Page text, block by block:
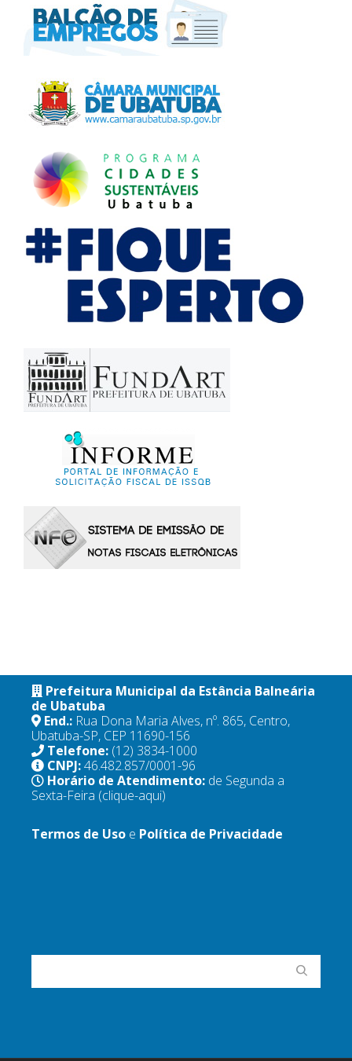
Prefeitura Municipal da Estância Balneária
de Ubatuba
End.: Rua Dona Maria Alves, nº. 865, Centro,
Ubatuba-SP, CEP 11690-156
Telefone: (12) 3834-1000
CNPJ:46.482.857/0001-96
Horário de Atendimento: de Segunda a
Sexta-Feira (clique-aqui)
Termos de Uso e Política de Privacidade